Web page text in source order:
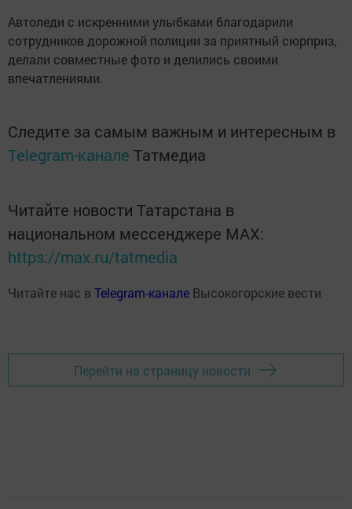
Автоледи с искренними улыбками благодарили
сотрудников дорожной полиции за приятный сюрприз,
делали совместные фото и делились своими
впечатлениями.
Следите за самым важным и интересным в
Telegram-канале Татмедиа
Читайте новости Татарстана в
национальном мессенджере MАХ:
https://max.ru/tatmedia
Читайте нас в Telegram-канале Высокогорские вести
Перейти на страницу новости